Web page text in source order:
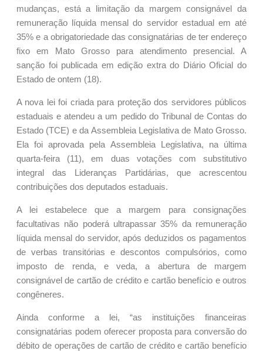
mudanças, está a limitação da margem consignável da
remuneração líquida mensal do servidor estadual em até
35% e a obrigatoriedade das consignatárias de ter endereço
fixo em Mato Grosso para atendimento presencial. A
sanção foi publicada em edição extra do Diário Oficial do
Estado de ontem (18).
A nova lei foi criada para proteção dos servidores públicos
estaduais e atendeu a um pedido do Tribunal de Contas do
Estado (TCE) e da Assembleia Legislativa de Mato Grosso.
Ela foi aprovada pela Assembleia Legislativa, na última
quarta-feira (11), em duas votações com substitutivo
integral das Lideranças Partidárias, que acrescentou
contribuições dos deputados estaduais.
A lei estabelece que a margem para consignações
facultativas não poderá ultrapassar 35% da remuneração
líquida mensal do servidor, após deduzidos os pagamentos
de verbas transitórias e descontos compulsórios, como
imposto de renda, e veda, a abertura de margem
consignável de cartão de crédito e cartão benefício e outros
congêneres.
Ainda conforme a lei, “as instituições financeiras
consignatárias podem oferecer proposta para conversão do
débito de operações de cartão de crédito e cartão benefício